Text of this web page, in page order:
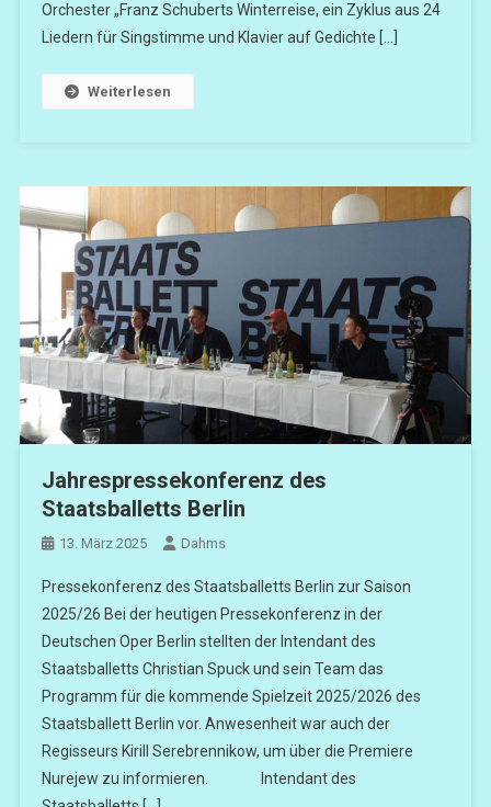
Orchester „Franz Schuberts Winterreise, ein Zyklus aus 24
Liedern für Singstimme und Klavier auf Gedichte […]
Weiterlesen
Jahrespressekonferenz des
Staatsballetts Berlin
13. März 2025 Dahms
Pressekonferenz des Staatsballetts Berlin zur Saison
2025/26 Bei der heutigen Pressekonferenz in der
Deutschen Oper Berlin stellten der Intendant des
Staatsballetts Christian Spuck und sein Team das
Programm für die kommende Spielzeit 2025/2026 des
Staatsballett Berlin vor. Anwesenheit war auch der
Regisseurs Kirill Serebrennikow, um über die Premiere
Nurejew zu informieren. Intendant des